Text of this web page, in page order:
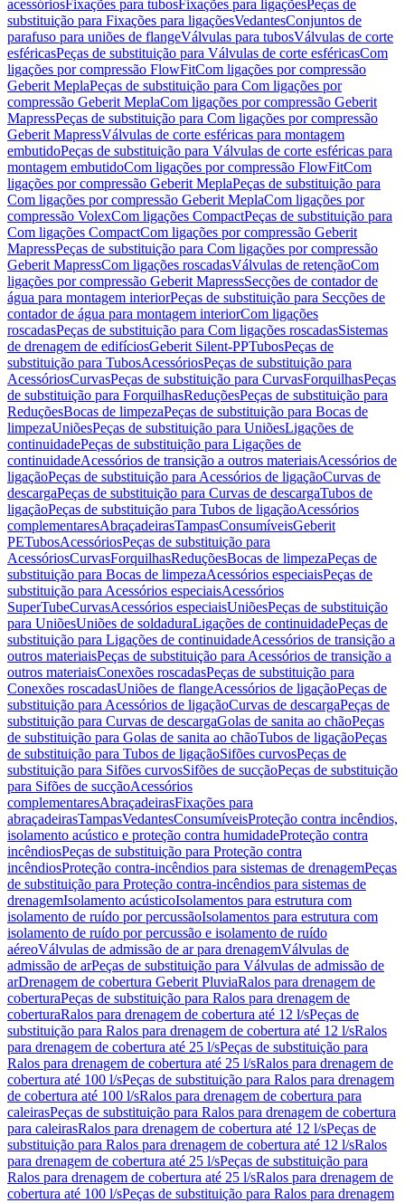
acessóriosFixações para tubosFixações para ligaçõesPeças de
substituição para Fixações para ligaçõesVedantesConjuntos de
parafuso para uniões de flangeVálvulas para tubosVálvulas de corte
esféricasPeças de substituição para Válvulas de corte esféricasCom
ligações por compressão FlowFitCom ligações por compressão
Geberit MeplaPeças de substituição para Com ligações por
compressão Geberit MeplaCom ligações por compressão Geberit
MapressPeças de substituição para Com ligações por compressão
Geberit MapressVálvulas de corte esféricas para montagem
embutidoPeças de substituição para Válvulas de corte esféricas para
montagem embutidoCom ligações por compressão FlowFitCom
ligações por compressão Geberit MeplaPeças de substituição para
Com ligações por compressão Geberit MeplaCom ligações por
compressão VolexCom ligações CompactPeças de substituição para
Com ligações CompactCom ligações por compressão Geberit
MapressPeças de substituição para Com ligações por compressão
Geberit MapressCom ligações roscadasVálvulas de retençãoCom
ligações por compressão Geberit MapressSecções de contador de
água para montagem interiorPeças de substituição para Secções de
contador de água para montagem interiorCom ligações
roscadasPeças de substituição para Com ligações roscadasSistemas
de drenagem de edifíciosGeberit Silent-PPTubosPeças de
substituição para TubosAcessóriosPeças de substituição para
AcessóriosCurvasPeças de substituição para CurvasForquilhasPeças
de substituição para ForquilhasReduçõesPeças de substituição para
ReduçõesBocas de limpezaPeças de substituição para Bocas de
limpezaUniõesPeças de substituição para UniõesLigações de
continuidadePeças de substituição para Ligações de
continuidadeAcessórios de transição a outros materiaisAcessórios de
ligaçãoPeças de substituição para Acessórios de ligaçãoCurvas de
descargaPeças de substituição para Curvas de descargaTubos de
ligaçãoPeças de substituição para Tubos de ligaçãoAcessórios
complementaresAbraçadeirasTampasConsumíveisGeberit
PETubosAcessóriosPeças de substituição para
AcessóriosCurvasForquilhasReduçõesBocas de limpezaPeças de
substituição para Bocas de limpezaAcessórios especiaisPeças de
substituição para Acessórios especiaisAcessórios
SuperTubeCurvasAcessórios especiaisUniõesPeças de substituição
para UniõesUniões de soldaduraLigações de continuidadePeças de
substituição para Ligações de continuidadeAcessórios de transição a
outros materiaisPeças de substituição para Acessórios de transição a
outros materiaisConexões roscadasPeças de substituição para
Conexões roscadasUniões de flangeAcessórios de ligaçãoPeças de
substituição para Acessórios de ligaçãoCurvas de descargaPeças de
substituição para Curvas de descargaGolas de sanita ao chãoPeças
de substituição para Golas de sanita ao chãoTubos de ligaçãoPeças
de substituição para Tubos de ligaçãoSifões curvosPeças de
substituição para Sifões curvosSifões de sucçãoPeças de substituição
para Sifões de sucçãoAcessórios
complementaresAbraçadeirasFixações para
abraçadeirasTampasVedantesConsumíveisProteção contra incêndios,
isolamento acústico e proteção contra humidadeProteção contra
incêndiosPeças de substituição para Proteção contra
incêndiosProteção contra-incêndios para sistemas de drenagemPeças
de substituição para Proteção contra-incêndios para sistemas de
drenagemIsolamento acústicoIsolamentos para estrutura com
isolamento de ruído por percussãoIsolamentos para estrutura com
isolamento de ruído por percussão e isolamento de ruído
aéreoVálvulas de admissão de ar para drenagemVálvulas de
admissão de arPeças de substituição para Válvulas de admissão de
arDrenagem de cobertura Geberit PluviaRalos para drenagem de
coberturaPeças de substituição para Ralos para drenagem de
coberturaRalos para drenagem de cobertura até 12 l/sPeças de
substituição para Ralos para drenagem de cobertura até 12 l/sRalos
para drenagem de cobertura até 25 l/sPeças de substituição para
Ralos para drenagem de cobertura até 25 l/sRalos para drenagem de
cobertura até 100 l/sPeças de substituição para Ralos para drenagem
de cobertura até 100 l/sRalos para drenagem de cobertura para
caleirasPeças de substituição para Ralos para drenagem de cobertura
para caleirasRalos para drenagem de cobertura até 12 l/sPeças de
substituição para Ralos para drenagem de cobertura até 12 l/sRalos
para drenagem de cobertura até 25 l/sPeças de substituição para
Ralos para drenagem de cobertura até 25 l/sRalos para drenagem de
cobertura até 100 l/sPeças de substituição para Ralos para drenagem